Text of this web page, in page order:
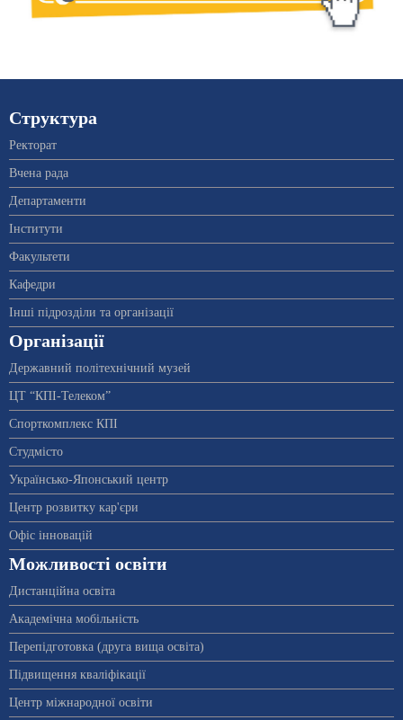
Структура
Ректорат
Вчена рада
Департаменти
Інститути
Факультети
Кафедри
Інші підрозділи та організації
Організації
Державний політехнічний музей
ЦТ “КПІ-Телеком”
Спорткомплекс КПІ
Студмісто
Українсько-Японський центр
Центр розвитку кар'єри
Офіс інновацій
Можливості освіти
Дистанційна освіта
Академічна мобільність
Перепідготовка (друга вища освіта)
Підвищення кваліфікації
Центр міжнародної освіти